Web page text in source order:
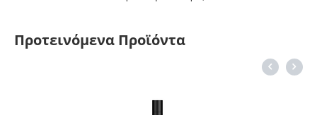
Προτεινόμενα Προϊόντα